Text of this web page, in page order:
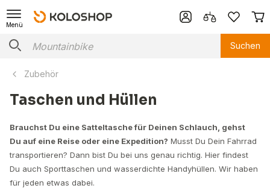
Menü
Suchen
Zubehör
Taschen und Hüllen
Brauchst Du eine Satteltasche für Deinen Schlauch, gehst
Du auf eine Reise oder eine Expedition? Musst Du Dein Fahrrad
transportieren? Dann bist Du bei uns genau richtig. Hier findest
Du auch Sporttaschen und wasserdichte Handyhüllen. Wir haben
für jeden etwas dabei.